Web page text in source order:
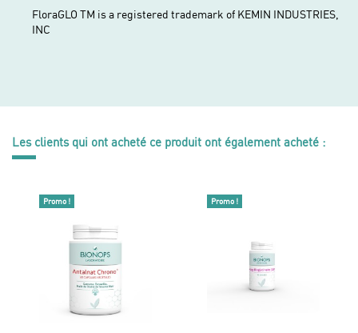
FloraGLO TM is a registered trademark of KEMIN INDUSTRIES,
INC
Les clients qui ont acheté ce produit ont également acheté :
Promo ! Promo !